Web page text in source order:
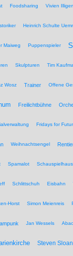
Foodsharing Vivien
Heinrich Schulte
Maiweg Puppenspieler
Skulpturen Tim
Wosz Trainer Offene
Freilichtbühne
Fridays for
Weihnachtsengel
Spamalot
Schlittschuh Eisbahn
Horst Simon Meienreis
Jan Wessels
Steven